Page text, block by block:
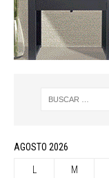
AGOSTO 2026
M